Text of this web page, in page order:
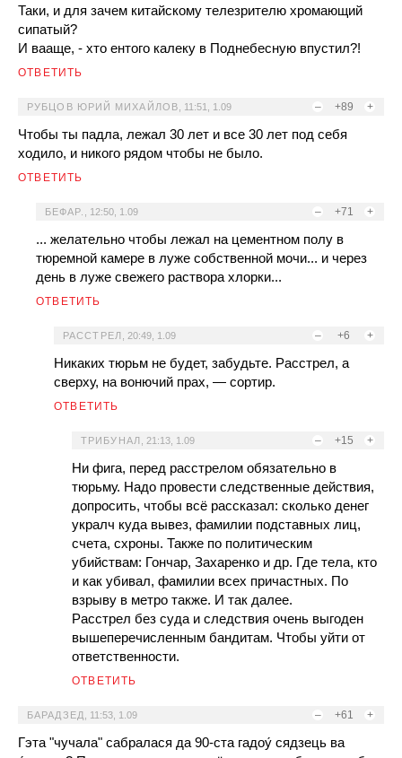
Таки, и для зачем китайскому телезрителю хромающий
сипатый?
И вааще, - хто ентого калеку в Поднебесную впустил?!
ОТВЕТИТЬ
– +89 +
РУБЦОВ ЮРИЙ МИХАЙЛОВ 11:51, 1.09
Чтобы ты падла, лежал 30 лет и все 30 лет под себя
ходило, и никого рядом чтобы не было.
ОТВЕТИТЬ
– +71 +
БЕФАР. 12:50, 1.09
... желательно чтобы лежал на цементном полу в
тюремной камере в луже собственной мочи... и через
день в луже свежего раствора хлорки...
ОТВЕТИТЬ
– +6 +
РАССТРЕЛ 20:49, 1.09
Никаких тюрьм не будет, забудьте. Расстрел, а
сверху, на вонючий прах, — сортир.
ОТВЕТИТЬ
– +15 +
ТРИБУНАЛ 21:13, 1.09
Ни фига, перед расстрелом обязательно в
тюрьму. Надо провести следственные действия,
допросить, чтобы всё рассказал: сколько денег
укралч куда вывез, фамилии подставных лиц,
счета, схроны. Также по политическим
убийствам: Гончар, Захаренко и др. Где тела, кто
и как убивал, фамилии всех причастных. По
взрыву в метро также. И так далее.
Расстрел без суда и следствия очень выгоден
вышеперечисленным бандитам. Чтобы уйти от
ответственности.
ОТВЕТИТЬ
– +61 +
БАРАДЗЕД 11:53, 1.09
Гэта "чучала" сабралася да 90-ста гадоу́ сядзець ва